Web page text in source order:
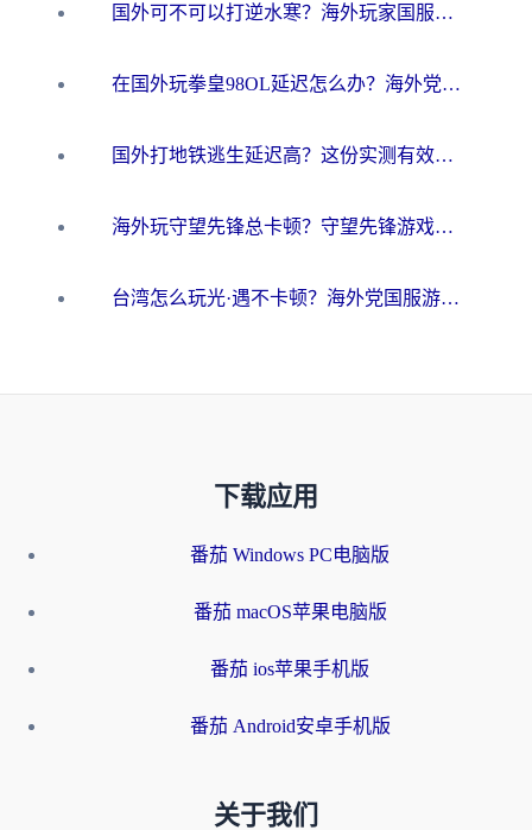
国外可不可以打逆水寒？海外玩家国服畅玩终极指南（附漫威荒野乱斗加速方案）
在国外玩拳皇98OL延迟怎么办？海外党亲测有效的低延迟指南
国外打地铁逃生延迟高？这份实测有效的低延迟指南帮你吃鸡
海外玩守望先锋总卡顿？守望先锋游戏加速器在哪里买&避坑指南（附欧洲非洲游戏实测）
台湾怎么玩光·遇不卡顿？海外党国服游戏加速终极攻略（附实测体验）
下载应用
番茄 Windows PC电脑版
番茄 macOS苹果电脑版
番茄 ios苹果手机版
番茄 Android安卓手机版
关于我们